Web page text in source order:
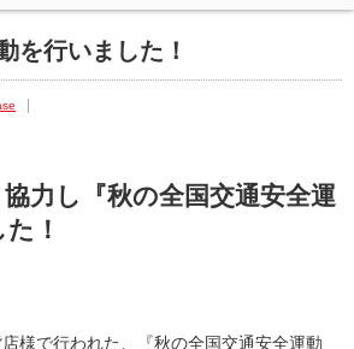
を行いました！
力し『秋の全国交通安全運
！
店様で行われた、『秋の全国交通安全運動